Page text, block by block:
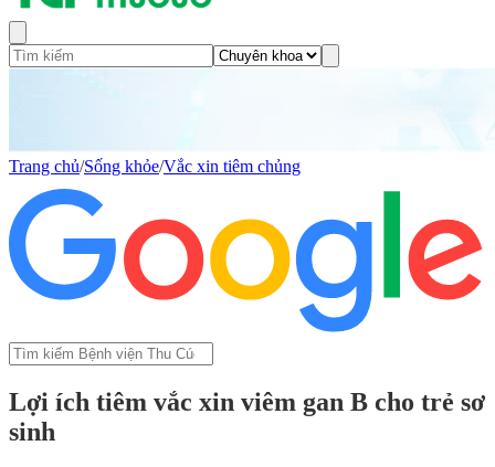
Trang chủ/Sống khỏe/Vắc xin tiêm chủng
Lợi ích tiêm vắc xin viêm gan B cho trẻ sơ
sinh